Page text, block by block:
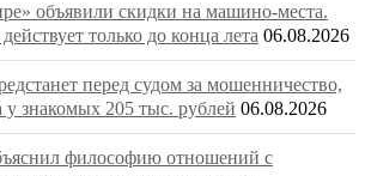
объявили скидки на машино-места.
только до конца лета 06.08.2026
перед судом за мошенничество,
знакомых 205 тыс. рублей 06.08.2026
философию отношений с